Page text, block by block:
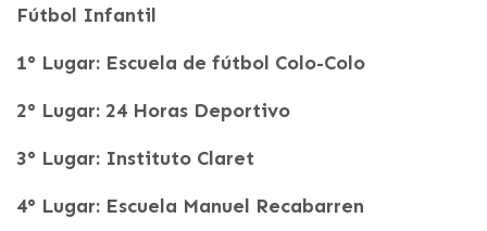
Fútbol Infantil
1° Lugar: Escuela de fútbol Colo-Colo
2° Lugar: 24 Horas Deportivo
3° Lugar: Instituto Claret
4° Lugar: Escuela Manuel Recabarren